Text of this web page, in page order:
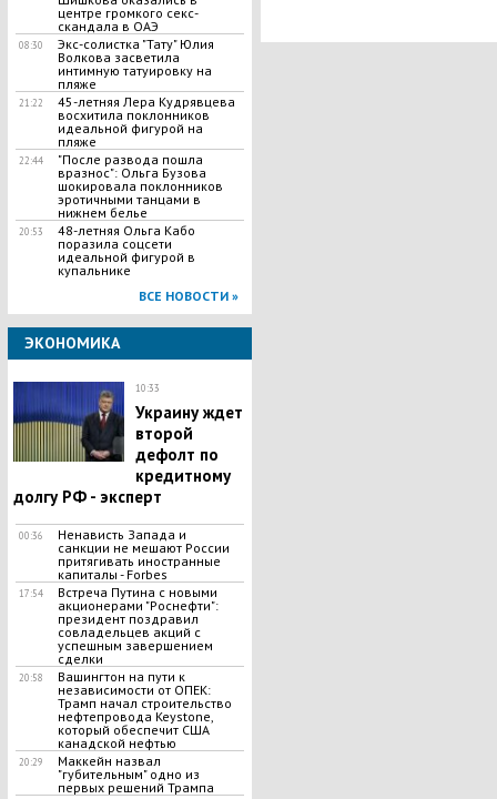
центре громкого секс-
скандала в ОАЭ
08:30
Экс-солистка "Тату" Юлия
Волкова засветила
интимную татуировку на
пляже
21:22
45-летняя Лера Кудрявцева
восхитила поклонников
идеальной фигурой на
пляже
22:44
"После развода пошла
вразнос": Ольга Бузова
шокировала поклонников
эротичными танцами в
нижнем белье
20:53
48-летняя Ольга Кабо
поразила соцсети
идеальной фигурой в
купальнике
ВСЕ НОВОСТИ »
ЭКОНОМИКА
10:33
Украину ждет
второй
дефолт по
кредитному
долгу РФ - эксперт
00:36
Ненависть Запада и
санкции не мешают России
притягивать иностранные
капиталы - Forbes
17:54
Встреча Путина с новыми
акционерами "Роснефти":
президент поздравил
совладельцев акций с
успешным завершением
сделки
20:58
Вашингтон на пути к
независимости от ОПЕК:
Трамп начал строительство
нефтепровода Keystone,
который обеспечит США
канадской нефтью
20:29
Маккейн назвал
"губительным" одно из
первых решений Трампа